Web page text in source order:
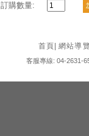
訂購數量:
首頁 網站導覽
客服專線: 04-2631-